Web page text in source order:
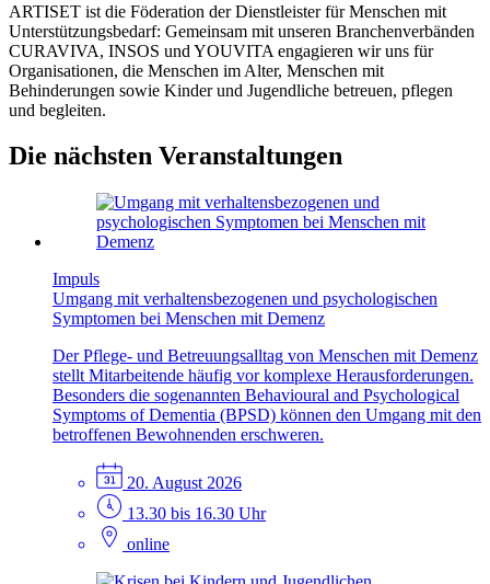
ARTISET ist die Föderation der Dienstleister für Menschen mit
Unterstützungsbedarf: Gemeinsam mit unseren Branchenverbänden
CURAVIVA, INSOS und YOUVITA engagieren wir uns für
Organisationen, die Menschen im Alter, Menschen mit
Behinderungen sowie Kinder und Jugendliche betreuen, pflegen
und begleiten.
Die nächsten Veranstaltungen
Impuls
Umgang mit verhaltensbezogenen und psychologischen
Symptomen bei Menschen mit Demenz
Der Pflege- und Betreuungsalltag von Menschen mit Demenz
stellt Mitarbeitende häufig vor komplexe Herausforderungen.
Besonders die sogenannten Behavioural and Psychological
Symptoms of Dementia (BPSD) können den Umgang mit den
betroffenen Bewohnenden erschweren.
20. August 2026
13.30 bis 16.30 Uhr
online